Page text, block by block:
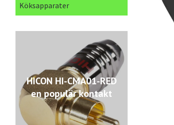
Köksapparater
HICON HI-CMA01-RED
en populär kontakt